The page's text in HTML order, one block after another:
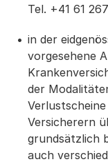
Tel. +41 61
in der
vorgesehene
der
Versicherern
grundsätzlich
auch